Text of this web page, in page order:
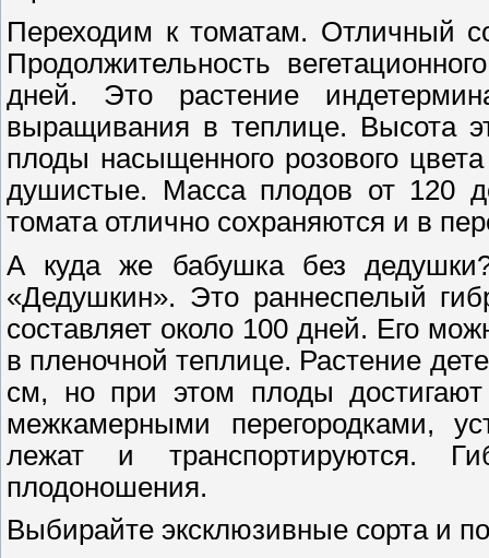
Переходим к томатам. Отличный
Продолжительность
дней. Это растение
выращивания в теплице. Высота
плоды насыщенного розового
душистые. Масса плодов от 120
томата отлично сохраняются и в
А куда же бабушка без
«Дедушкин». Это раннеспелый
составляет около 100 дней. Его
в пленочной теплице. Растение
см, но при этом плоды
межкамерными перегородками,
лежат и транспортируются.
плодоношения.
Выбирайте эксклюзивные сорта и